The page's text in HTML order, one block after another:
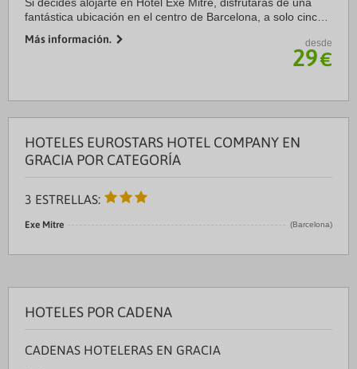
fantástica ubicación en el centro de Barcelona, a solo cinco
hotel se encuentra a 3,4 km ...
Más información. desde
29€
HOTELES EUROSTARS HOTEL COMPANY EN
GRACIA POR CATEGORÍA
3 ESTRELLAS:
Exe Mitre (Barcelona)
HOTELES POR CADENA
CADENAS HOTELERAS EN GRACIA